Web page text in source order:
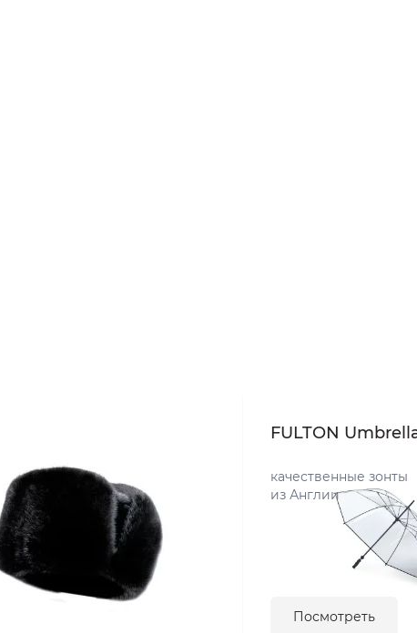
FULTON
качественные зонты
из Англии
Посмотреть